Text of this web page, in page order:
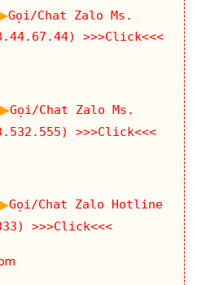
Gọi/Chat Zalo Ms.
>>>Click<<<
Gọi/Chat Zalo Ms.
>>>Click<<<
Gọi/Chat Zalo Hotline
>>>Click<<<